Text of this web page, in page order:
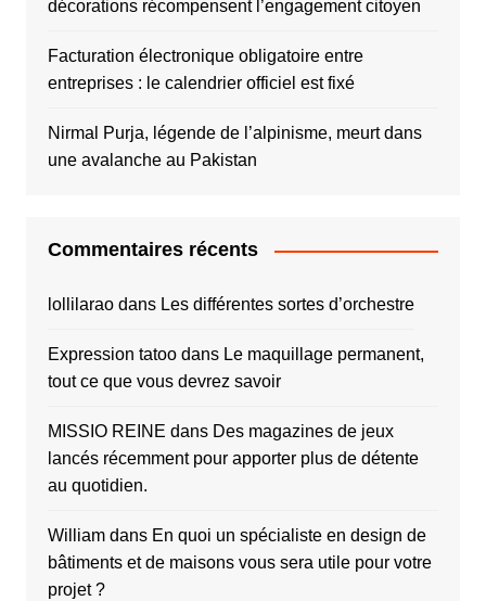
décorations récompensent l’engagement citoyen
Facturation électronique obligatoire entre
entreprises : le calendrier officiel est fixé
Nirmal Purja, légende de l’alpinisme, meurt dans
une avalanche au Pakistan
Commentaires récents
lollilaraodans Les différentes sortes d’orchestre
Expression tatoodans Le maquillage permanent,
tout ce que vous devrez savoir
MISSIO REINE dans Des magazines de jeux
lancés récemment pour apporter plus de détente
au quotidien.
Williamdans En quoi un spécialiste en design de
bâtiments et de maisons vous sera utile pour votre
projet ?